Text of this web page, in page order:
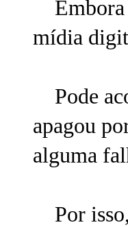
Embora
mídia
Pode
apagou
alguma
Por